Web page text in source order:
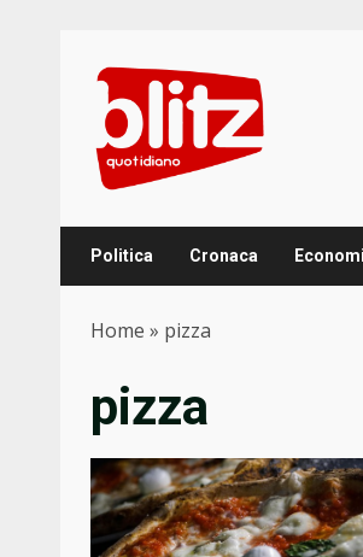
content
Politica Cronaca
Home » pizza
pizza